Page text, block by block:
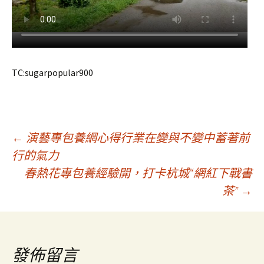
TC:sugarpopular900
文
章
導
覽
← 演藝專包養網心得行業在變與不變中蓄著前
行的氣力
春熱花專包養經驗開，打卡杭城“網紅下戰書
茶” →
發佈留言